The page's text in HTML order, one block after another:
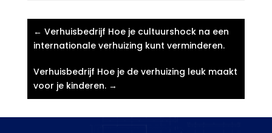
← Verhuisbedrijf Hoe je cultuurshock na een
internationale verhuizing kunt verminderen.​
Verhuisbedrijf Hoe je de verhuizing leuk maakt
voor je kinderen.​→